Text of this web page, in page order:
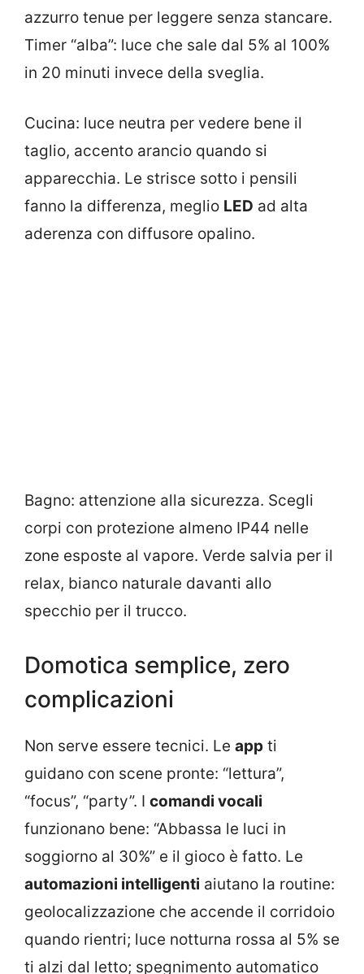
azzurro tenue per leggere senza stancare.
Timer “alba”: luce che sale dal 5% al 100%
in 20 minuti invece della sveglia.
Cucina: luce neutra per vedere bene il
taglio, accento arancio quando si
apparecchia. Le strisce sotto i pensili
fanno la differenza, meglio LED ad alta
aderenza con diffusore opalino.
Bagno: attenzione alla sicurezza. Scegli
corpi con protezione almeno IP44 nelle
zone esposte al vapore. Verde salvia per il
relax, bianco naturale davanti allo
specchio per il trucco.
Domotica semplice, zero
complicazioni
Non serve essere tecnici. Le app ti
guidano con scene pronte: “lettura”,
“focus”, “party”. I comandi vocali
funzionano bene: “Abbassa le luci in
soggiorno al 30%” e il gioco è fatto. Le
automazioni intelligenti aiutano la routine:
geolocalizzazione che accende il corridoio
quando rientri; luce notturna rossa al 5% se
ti alzi dal letto; spegnimento automatico